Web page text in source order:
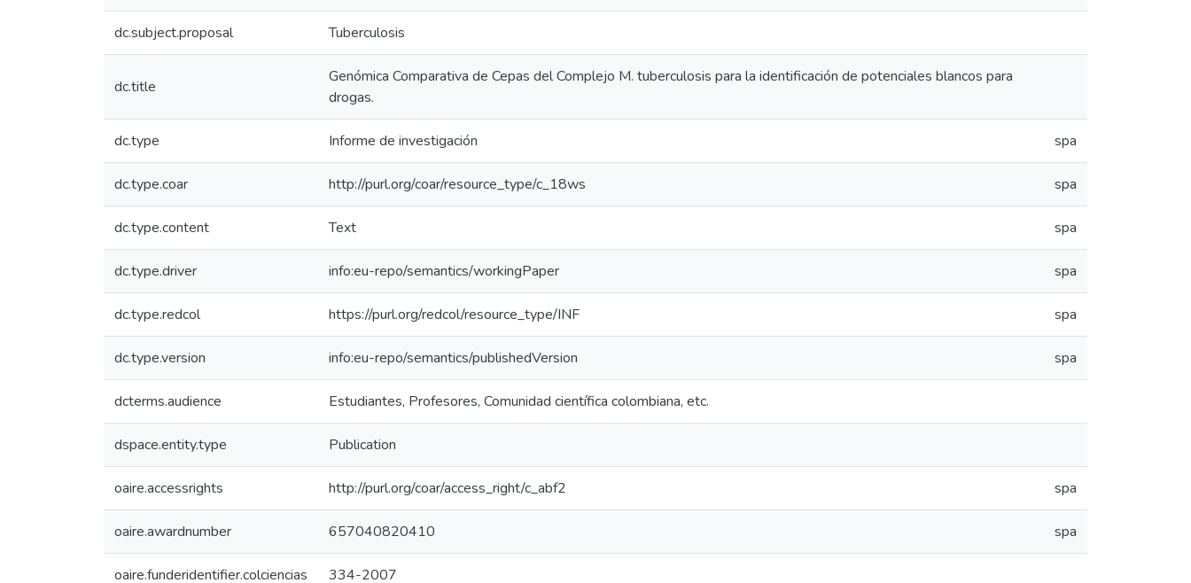
dc.subject.proposal Tuberculosis
dc.title
Genómica Comparativa de Cepas del Complejo M. tuberculosis para la identificación de potenciales blancos para
drogas.
dc.type Informe de investigación spa
dc.type.coar http://purl.org/coar/resource_type/c_18ws spa
dc.type.content Text spa
dc.type.driver info:eu-repo/semantics/workingPaper spa
dc.type.redcol https://purl.org/redcol/resource_type/INF spa
dc.type.version info:eu-repo/semantics/publishedVersion spa
dcterms.audience Estudiantes, Profesores, Comunidad científica colombiana, etc.
dspace.entity.type Publication
oaire.accessrights http://purl.org/coar/access_right/c_abf2 spa
oaire.awardnumber 657040820410 spa
oaire.funderidentifier.colciencias 334-2007